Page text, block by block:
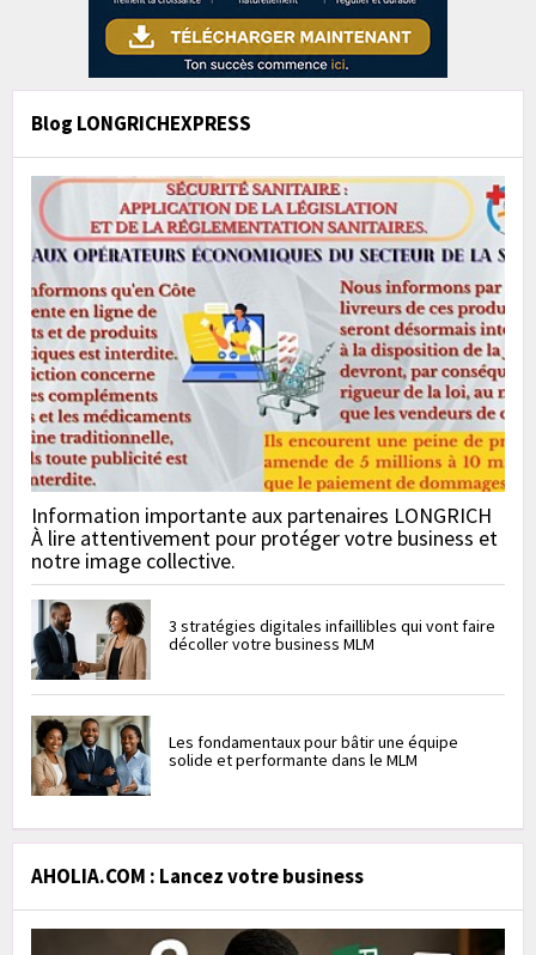
Blog LONGRICHEXPRESS
Information importante aux partenaires LONGRICH
À lire attentivement pour protéger votre business et
notre image collective.
3 stratégies digitales infaillibles qui vont faire
décoller votre business MLM
Les fondamentaux pour bâtir une équipe
solide et performante dans le MLM
AHOLIA.COM : Lancez votre business